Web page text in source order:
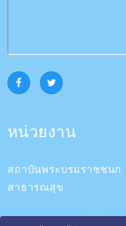
หน่วยงาน
สถาบันพระบรมราชชนก
สาธารณสุข
คณะพยาบาลสถาบันพร